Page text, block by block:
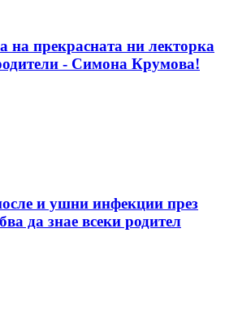
на прекрасната ни лекторка
- Симона Крумова!
и ушни инфекции през
да знае всеки родител